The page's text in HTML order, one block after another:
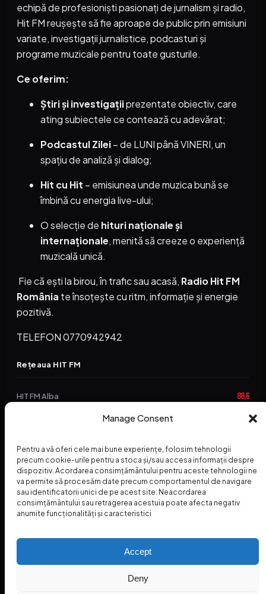
Manage Consent
Pentru a vă oferi cele mai bune experiențe, folosim tehnologii
precum cookie-urile pentru a stoca și/sau accesa informații despre
dispozitiv. Acordarea consimțământului pentru aceste tehnologii ne
va permite să procesăm date precum comportamentul de navigare
sau identificatorii unici de pe acest site. Neacordarea
consimțământului sau retragerea acestuia poate afecta negativ
anumite funcționalități și caracteristici
Accept
Deny
echipă de profesioniști pasionați de jurnalism și radio,
Hit FM reușește să fie aproape de public prin emisiuni
variate, investigații jurnalistice, podcasturi și
programe muzicale pentru toate gusturile.
Ce oferim:
Știri și investigațiiprezentate obiectiv, care
ating subiectele ce contează cu adevărat;
Podcastul Zilei– de LUNI până VINERI, un
spațiu de analiză și dialog;
Hit cu Hit – emisiunea unde muzica bună se
îmbină cu energia live-ului;
O selecție de hituri naționale și
internaționale, menită să creeze o experiență
muzicală unică.
Fie că ești la birou, în trafic sau acasă, Radio Hit FM
România te însoțește cu ritm, informație și energie
pozitivă.
TELEFON 0770942942
Rețeaua HIT FM
HIT FM Alba 88,6
94,2
HIT FM Abrud 94,3
HIT FM Horezu 95,1
HIT FM Nehoiu 88,2
© 2026 Radio Hit FM — SC HITFM GROUP SRL